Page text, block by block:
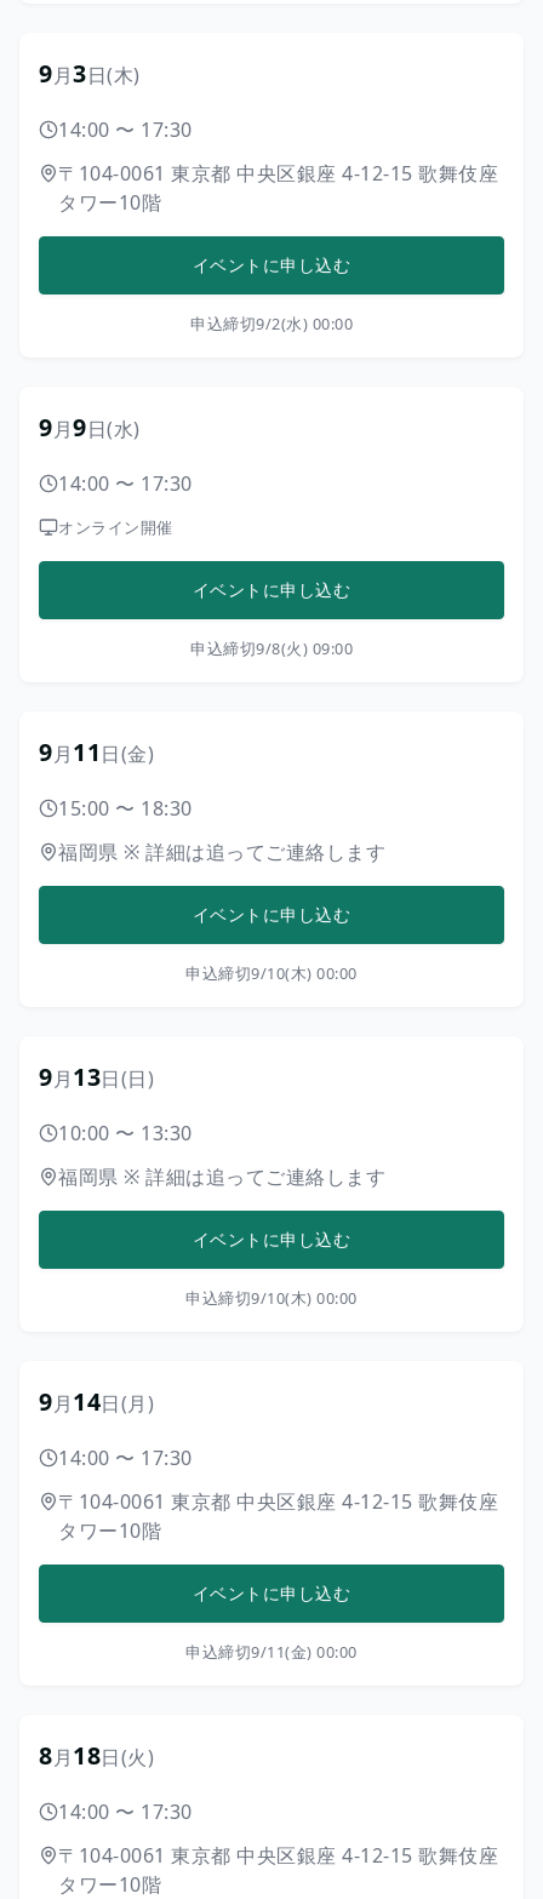
9月3日(木)
14:00 〜 17:30
〒104-0061 東京都 中央区銀座 4-12-15 歌舞伎座
タワー10階
イベントに申し込む
申込締切9/2(水) 00:00
9月9日(水)
14:00 〜 17:30
オンライン開催
イベントに申し込む
申込締切9/8(火) 09:00
9月11日(金)
15:00 〜 18:30
福岡県 ※ 詳細は追ってご連絡します
イベントに申し込む
申込締切9/10(木) 00:00
9月13日(日)
10:00 〜 13:30
福岡県 ※ 詳細は追ってご連絡します
イベントに申し込む
申込締切9/10(木) 00:00
9月14日(月)
14:00 〜 17:30
〒104-0061 東京都 中央区銀座 4-12-15 歌舞伎座
タワー10階
イベントに申し込む
申込締切9/11(金) 00:00
8月18日(火)
14:00 〜 17:30
〒104-0061 東京都 中央区銀座 4-12-15 歌舞伎座
タワー10階